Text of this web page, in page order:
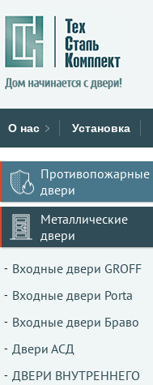
О нас Установка
Противопожарные
двери
Металлические
двери
Входные двери GROFF
Входные двери Porta
Входные двери Браво
Двери АСД
ДВЕРИ ВНУТРЕННЕГО